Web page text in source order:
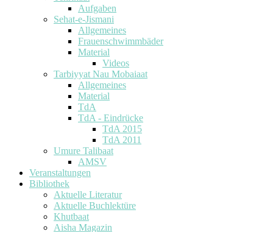
Aufgaben
Sehat-e-Jismani
Allgemeines
Frauenschwimmbäder
Material
Videos
Tarbiyyat Nau Mobaiaat
Allgemeines
Material
TdA
TdA - Eindrücke
TdA 2015
TdA 2011
Umure Talibaat
AMSV
Veranstaltungen
Bibliothek
Aktuelle Literatur
Aktuelle Buchlektüre
Khutbaat
Aisha Magazin